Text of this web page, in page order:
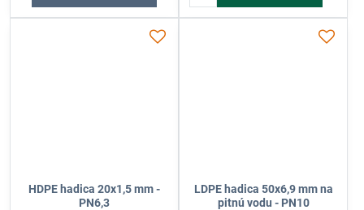
ideálna pre efektívne zavlažovanie
HDPE hadica 20x1,5 mm -
PN6,3
LDPE hadica 50x6,9 mm na
pitnú vodu - PN10